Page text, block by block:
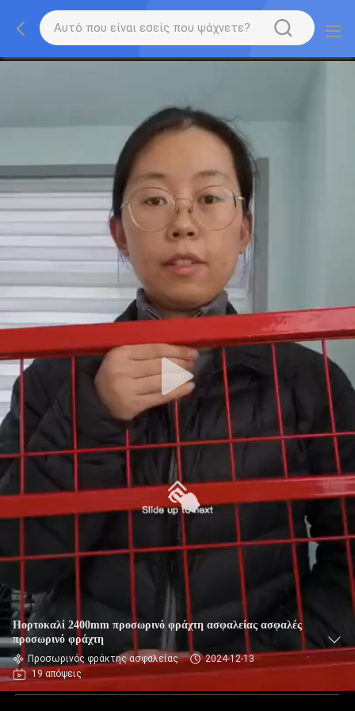
Πορτοκαλί 2400mm προσωρινό φράχτη ασφαλείας ασφαλές
προσωρινό φράχτη
Προσωρινός φράκτης ασφαλείας
2024-12-13
19 απόψεις